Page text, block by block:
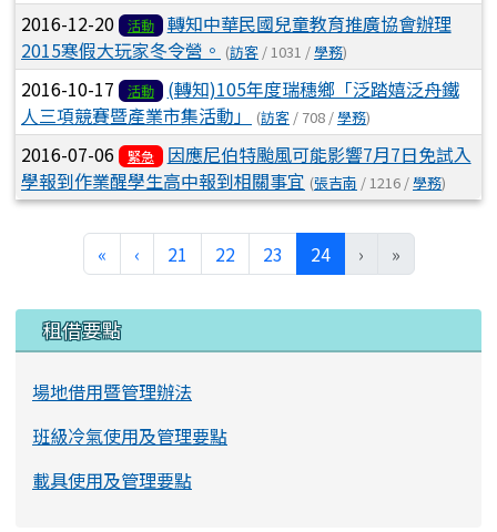
2016-12-20 活動
轉知中華民國兒童教育推廣協會辦理
2015寒假大玩家冬令營。 (訪客 / 1031 /學務)
2016-10-17 活動
(轉知)105年度瑞穗鄉「泛踏嬉泛舟鐵
人三項競賽暨產業市集活動」
(訪客 / 708 /學務)
2016-07-06 緊急
因應尼伯特颱風可能影響7月7日免試入
學報到作業醒學生高中報到相關事宜 (張吉南 / 1216 /學務)
«第一頁
‹上一頁
21 22 23 24(目前頁次)
› »
左邊區域內容
租借要點
場地借用暨管理辦法
班級冷氣使用及管理要點
載具使用及管理要點